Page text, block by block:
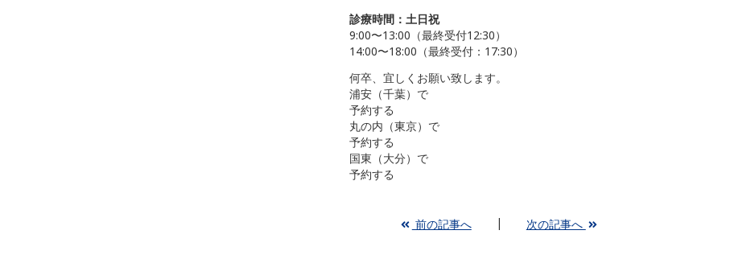
診療時間：土日祝
9:00〜13:00（最終受付12:30）
14:00〜18:00（最終受付：17:30）
何卒、宜しくお願い致します。
浦安（千葉）で
予約する
丸の内（東京）で
予約する
国東（大分）で
予約する
前の記事へ 次の記事へ